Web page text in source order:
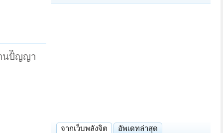
นปัีญญา
จากเว็บพลังจิต อัพเดทล่าสุด